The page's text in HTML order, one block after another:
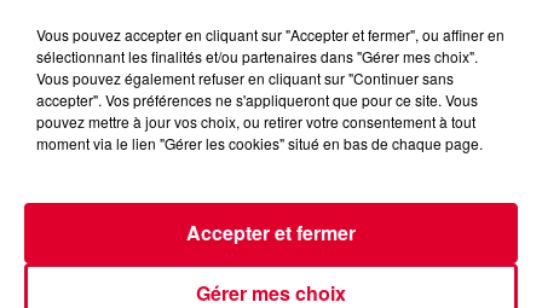
Vous pouvez accepter en cliquant sur "Accepter et fermer", ou affiner en
sélectionnant les finalités et/ou partenaires dans "Gérer mes choix".
Vous pouvez également refuser en cliquant sur "Continuer sans
accepter". Vos préférences ne s'appliqueront que pour ce site. Vous
pouvez mettre à jour vos choix, ou retirer votre consentement à tout
moment via le lien "Gérer les cookies" situé en bas de chaque page.
Gérer mes choix
Accepter et fermer